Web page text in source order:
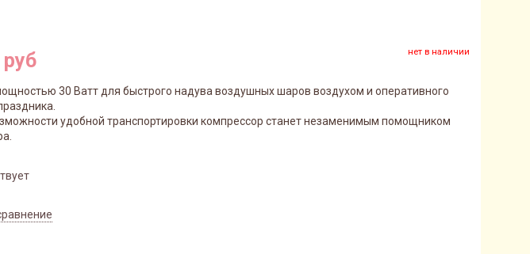
нет в наличии
30 Ватт для быстрого надува воздушных шаров воздухом и оперативного
удобной транспортировки компрессор станет незаменимым помощником